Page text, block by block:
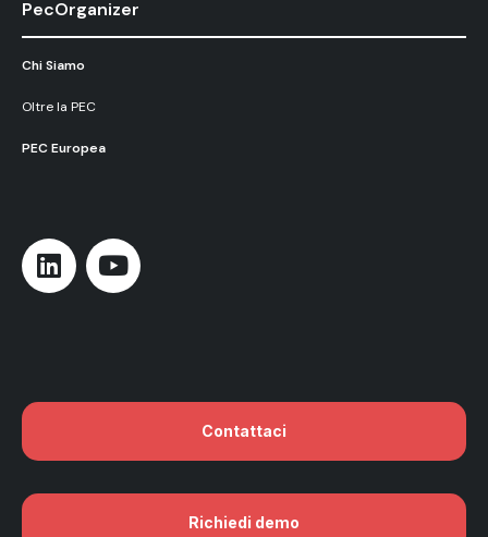
PecOrganizer
Chi Siamo
Oltre la PEC
PEC Europea
Contattaci
Richiedi demo